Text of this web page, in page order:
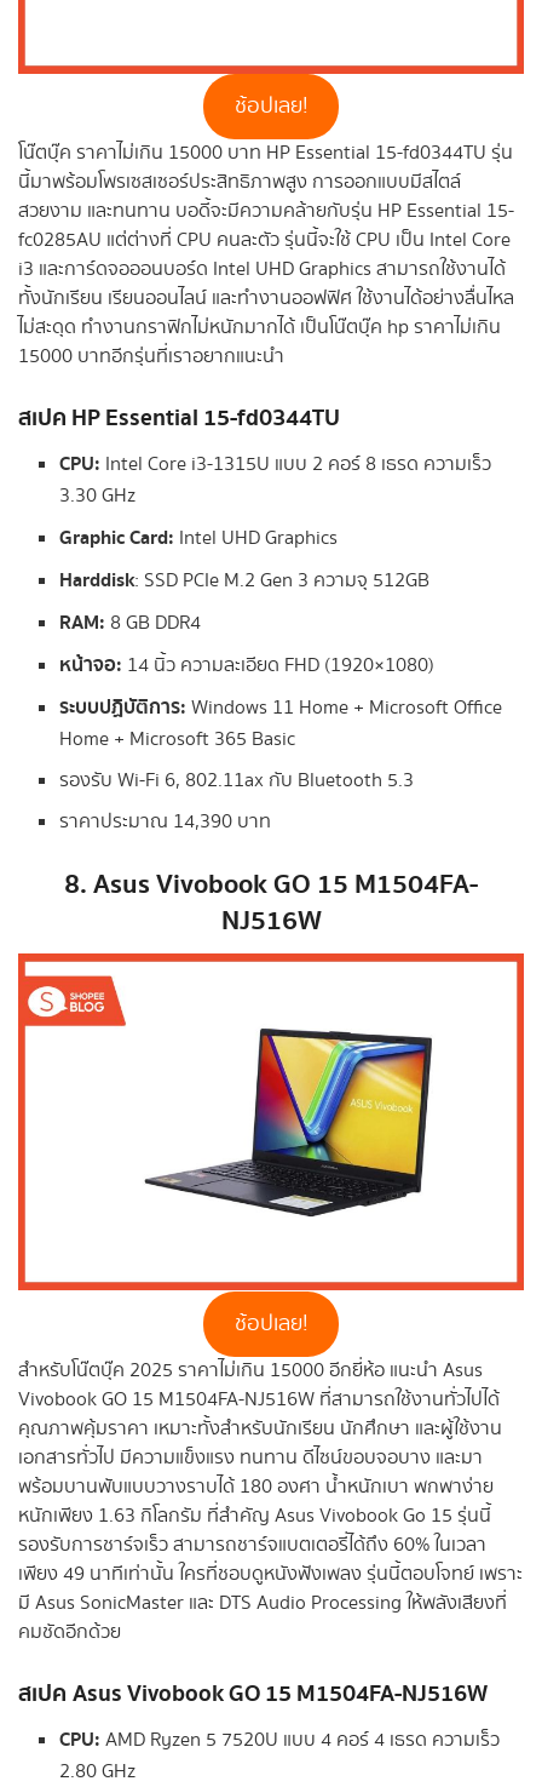
ช้อปเลย!
โน๊ตบุ๊ค ราคาไม่เกิน 15000 บาท HP Essential 15-fd0344TU รุ่น
นี้มาพร้อมโพรเซสเซอร์ประสิทธิภาพสูง การออกแบบมีสไตล์
สวยงาม และทนทาน บอดี้จะมีความคล้ายกับรุ่น HP Essential 15-
fc0285AU แต่ต่างที่ CPU คนละตัว รุ่นนี้จะใช้ CPU เป็น Intel Core
i3 และการ์ดจอออนบอร์ด Intel UHD Graphics สามารถใช้งานได้
ทั้งนักเรียน เรียนออนไลน์ และทำงานออฟฟิศ ใช้งานได้อย่างลื่นไหล
ไม่สะดุด ทำงานกราฟิกไม่หนักมากได้ เป็นโน๊ตบุ๊ค hp ราคาไม่เกิน
15000 บาทอีกรุ่นที่เราอยากแนะนำ
สเปค HP Essential 15-fd0344TU
CPU: Intel Core i3-1315U แบบ 2 คอร์ 8 เธรด ความเร็ว
3.30 GHz
Graphic Card: Intel UHD Graphics
Harddisk: SSD PCIe M.2 Gen 3 ความจุ 512GB
RAM: 8 GB DDR4
หน้าจอ: 14 นิ้ว ความละเอียด FHD (1920×1080)
ระบบปฏิบัติการ: Windows 11 Home + Microsoft Office
Home + Microsoft 365 Basic
รองรับ Wi-Fi 6, 802.11ax กับ Bluetooth 5.3
ราคาประมาณ 14,390 บาท
8. Asus Vivobook GO 15 M1504FA-
NJ516W
ช้อปเลย!
สำหรับโน๊ตบุ๊ค 2025 ราคาไม่เกิน 15000 อีกยี่ห้อ แนะนำ Asus
Vivobook GO 15 M1504FA-NJ516W ที่สามารถใช้งานทั่วไปได้
คุณภาพคุ้มราคา เหมาะทั้งสำหรับนักเรียน นักศึกษา และผู้ใช้งาน
เอกสารทั่วไป มีความแข็งแรง ทนทาน ดีไซน์ขอบจอบาง และมา
พร้อมบานพับแบบวางราบได้ 180 องศา น้ำหนักเบา พกพาง่าย
หนักเพียง 1.63 กิโลกรัม ที่สำคัญ Asus Vivobook Go 15 รุ่นนี้
รองรับการชาร์จเร็ว สามารถชาร์จแบตเตอรี่ได้ถึง 60% ในเวลา
เพียง 49 นาทีเท่านั้น ใครที่ชอบดูหนังฟังเพลง รุ่นนี้ตอบโจทย์ เพราะ
มี Asus SonicMaster และ DTS Audio Processing ให้พลังเสียงที่
คมชัดอีกด้วย
สเปคAsus Vivobook GO 15 M1504FA-NJ516W
CPU: AMD Ryzen 5 7520U แบบ 4 คอร์ 4 เธรด ความเร็ว
2.80 GHz